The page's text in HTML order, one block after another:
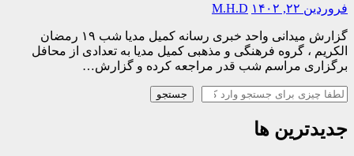
فروردین ۲۲, ۱۴۰۲ M.H.D
گزارش میدانی واحد خبری رسانه کمیل مدیا شب ۱۹ رمضان
الکریم ، گروه فرهنگی و مذهبی کمیل مدیا به تعدادی از محافل
برگزاری مراسم شب قدر مراجعه کرده و گزارش…
جستجو
جستجو
جدیدترین ها